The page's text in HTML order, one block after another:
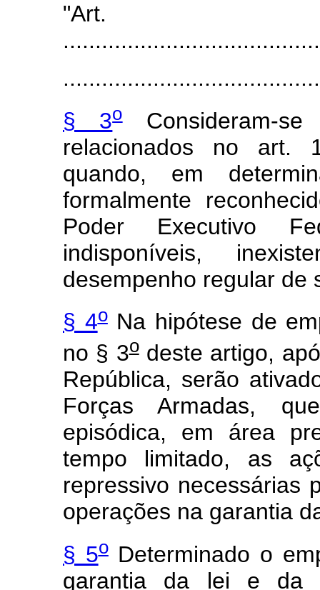
§ 3oConsideram-se
relacionados no art.
quando, em
formalmente
Poder Executivo
indisponíveis,
desempenho regular de
§ 4oNa hipótese de
no § 3odeste artigo,
República, serão
Forças Armadas,
episódica, em área
tempo limitado, as
repressivo necessárias
operações na garantia
§ 5oDeterminado o
garantia da lei e da